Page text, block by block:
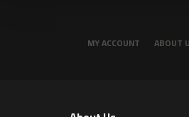
ABOUT
MY ACCOUNT